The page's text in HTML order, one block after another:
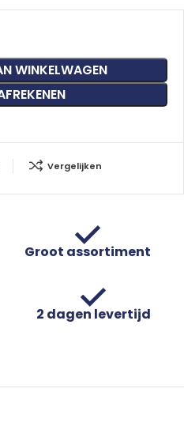
WINKELWAGEN
Vergelijken
Groot assortiment
2 dagen levertijd